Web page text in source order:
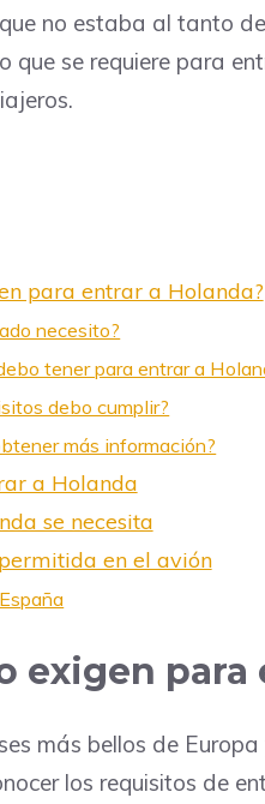
no estaba al tanto
que se requiere para
para entrar a Holanda?
necesito?
tener para entrar a
debo cumplir?
más información?
a Holanda
se necesita
en el avión
exigen para
más bellos de
los requisitos de